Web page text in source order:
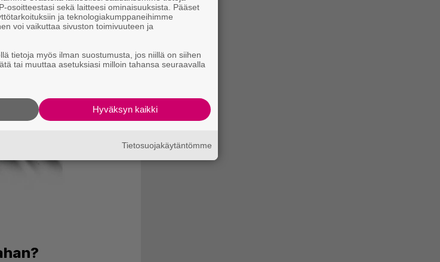
osoitteestasi sekä laitteesi ominaisuuksista. Pääset
ja teknologiakumppaneihimme
voi vaikuttaa sivuston toimivuuteen ja
tietoja myös ilman suostumusta, jos niillä on siihen
tai muuttaa asetuksiasi milloin tahansa seuraavalla
Hyväksyn kaikki
Tietosuojakäytäntömme